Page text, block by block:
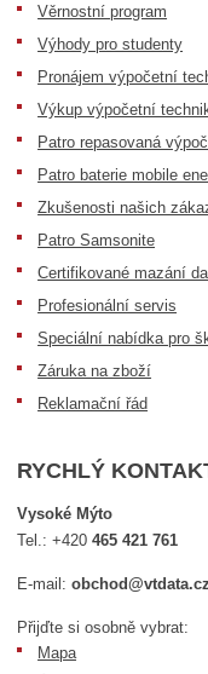
Věrnostní program
Výhody pro studenty
Pronájem výpočetní
Výkup výpočetní
Patro repasovaná
Patro baterie mobile
Zkušenosti našich
Patro Samsonite
Certifikované mazání
Profesionální servis
Speciální nabídka pro
Záruka na zboží
Reklamační řád
RYCHLÝ
Vysoké Mýto
Tel.:+420465 421 761
E-mail:obchod@vtdata.cz
Přijďte si osobně vybrat:
Mapa